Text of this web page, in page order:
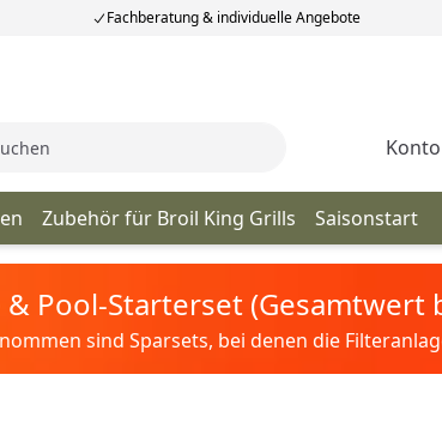
Fachberatung & individuelle Angebote
Mein
Konto
Zubehör für Broil King Grills Saisonstart
Pool-Starterset (Gesamtwert
sind Sparsets, bei denen die